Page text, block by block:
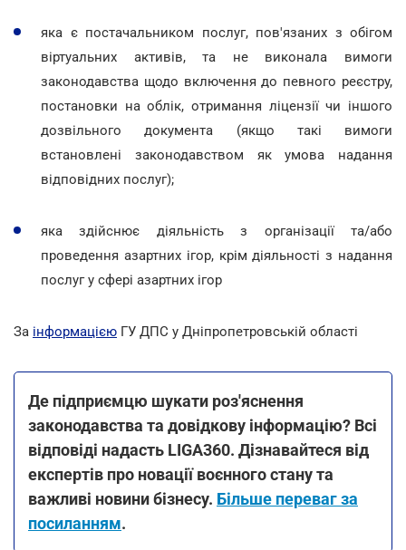
яка є постачальником послуг, пов'язаних з обігом
віртуальних активів, та не виконала вимоги
законодавства щодо включення до певного реєстру,
постановки на облік, отримання ліцензії чи іншого
дозвільного документа (якщо такі вимоги
встановлені законодавством як умова надання
відповідних послуг);
яка здійснює діяльність з організації та/або
проведення азартних ігор, крім діяльності з надання
послуг у сфері азартних ігор
За інформацією ГУ ДПС у Дніпропетровській області
Де підприємцю шукати роз'яснення
законодавства та довідкову інформацію? Всі
відповіді надасть LIGA360. Дізнавайтеся від
експертів про новації воєнного стану та
важливі новини бізнесу. Більше переваг за
посиланням.